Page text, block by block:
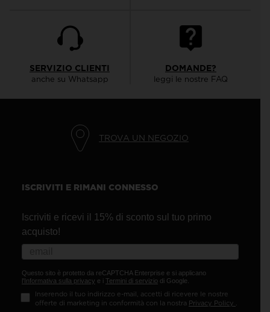
SERVIZIO CLIENTI
anche su Whatsapp
DOMANDE?
leggi le nostre FAQ
TROVA UN NEGOZIO
ISCRIVITI E RIMANI CONNESSO
Iscriviti e ricevi il 15% di sconto sul tuo primo
acquisto!
Questo sito è protetto da reCAPTCHA Enterprise e si applicano
l'Informativa sulla privacy e i Termini di servizio di Google.
Inserendo il tuo indirizzo e-mail, accetti di ricevere le nostre
offerte di marketing in conformità con la nostra Privacy Policy .